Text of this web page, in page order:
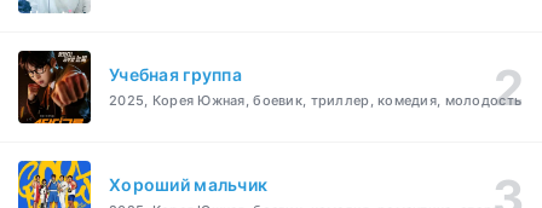
Учебная группа
2025, Корея Южная, боевик, триллер, комедия, молодость
Хороший мальчик